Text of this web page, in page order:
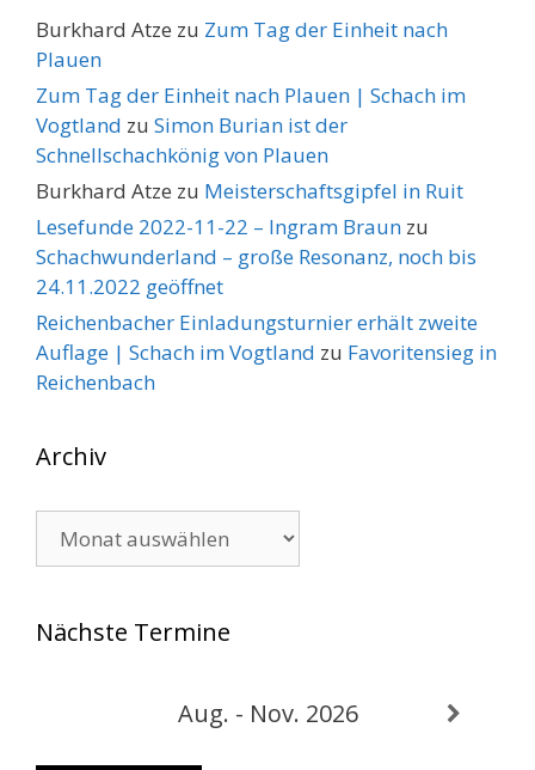
Burkhard Atze zu Zum Tag der Einheit nach
Plauen
Zum Tag der Einheit nach Plauen | Schach im
Vogtland zu Simon Burian ist der
Schnellschachkönig von Plauen
Burkhard Atze zu Meisterschaftsgipfel in Ruit
Lesefunde 2022-11-22 – Ingram Braun zu
Schachwunderland – große Resonanz, noch bis
24.11.2022 geöffnet
Reichenbacher Einladungsturnier erhält zweite
Auflage | Schach im Vogtland zu Favoritensieg in
Reichenbach
Archiv
Nächste Termine
Aug. - Nov. 2026